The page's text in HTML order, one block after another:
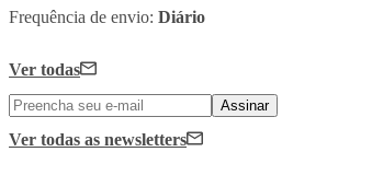
Frequência de envio: Diário
Ver todas
Assinar
Ver todas as newsletters